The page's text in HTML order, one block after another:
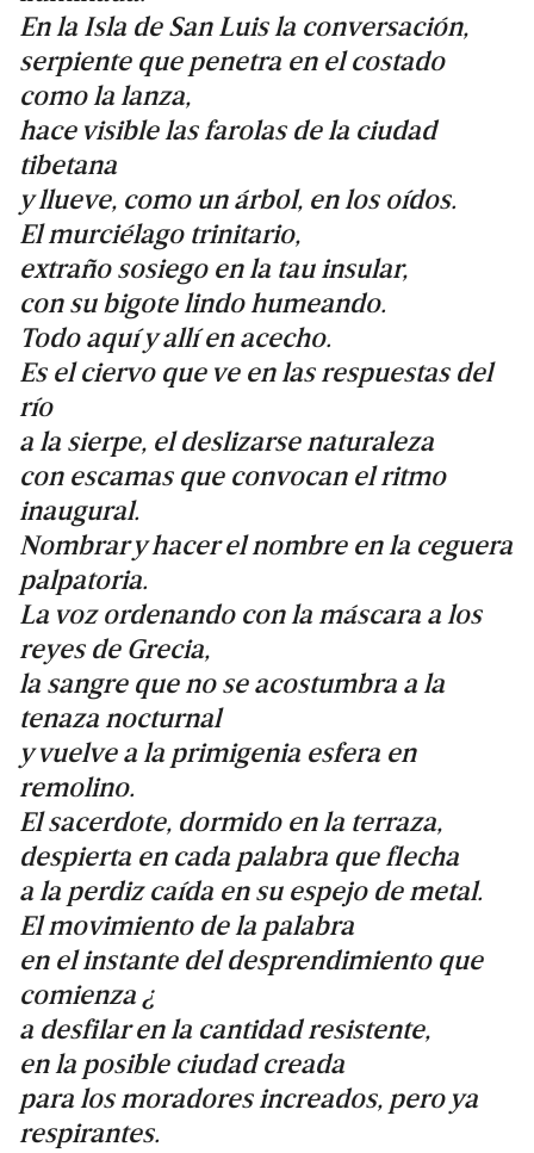
En la Isla de San Luis la conversación,
serpiente que penetra en el costado
como la lanza,
hace visible las farolas de la ciudad
tibetana
y llueve, como un árbol, en los oídos.
El murciélago trinitario,
extraño sosiego en la tau insular,
con su bigote lindo humeando.
Todo aquí y allí en acecho.
Es el ciervo que ve en las respuestas del
río
a la sierpe, el deslizarse naturaleza
con escamas que convocan el ritmo
inaugural.
Nombrar y hacer el nombre en la ceguera
palpatoria.
La voz ordenando con la máscara a los
reyes de Grecia,
la sangre que no se acostumbra a la
tenaza nocturnal
y vuelve a la primigenia esfera en
remolino.
El sacerdote, dormido en la terraza,
despierta en cada palabra que flecha
a la perdiz caída en su espejo de metal.
El movimiento de la palabra
en el instante del desprendimiento que
comienza ¿
a desfilar en la cantidad resistente,
en la posible ciudad creada
para los moradores increados, pero ya
respirantes.